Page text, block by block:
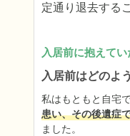
定通り退去する
入居前に抱えてい
入居前はどのよ
私はもともと自宅
患い、その後遺症
ました。